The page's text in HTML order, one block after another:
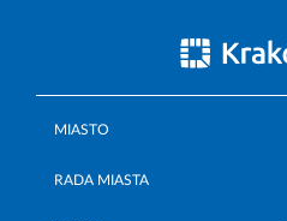
MIASTO
RADA MIASTA